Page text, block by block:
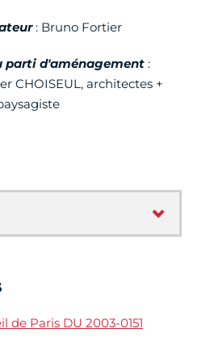
: Bruno Fortier
parti d'aménagement :
CHOISEUL, architectes +
de Paris DU 2003-0151